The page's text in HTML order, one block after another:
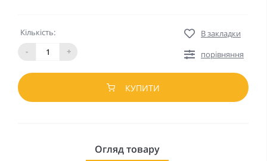
Кількість:
-
+
В закладки
порівняння
КУПИТИ
Огляд товару